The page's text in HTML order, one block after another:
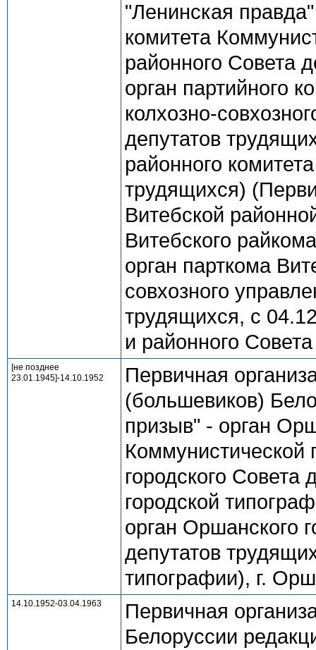
"Ленинская
комитета
районного Совета
орган партийного
колхозно-
депутатов
районного
трудящихся)
Витебской
Витебского
орган парткома
совхозного
трудящихся, с
и районного
[не позднее
23.01.1945]-14.10.1952
Первичная
(большевиков)
призыв" - орган
Коммунистической
городского
городской
орган Оршанского
депутатов
типографии), г.
14.10.1952-03.04.1963
Первичная
Белоруссии